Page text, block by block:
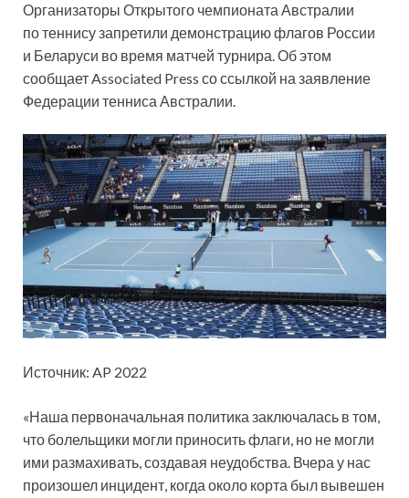
Организаторы Открытого чемпионата Австралии
по теннису запретили демонстрацию флагов России
и Беларуси во время матчей турнира. Об этом
сообщает Associated Press со ссылкой на заявление
Федерации тенниса Австралии.
Источник: AP 2022
«Наша первоначальная политика заключалась в том,
что болельщики могли приносить флаги, но не могли
ими размахивать, создавая неудобства. Вчера у нас
произошел инцидент, когда около корта был вывешен